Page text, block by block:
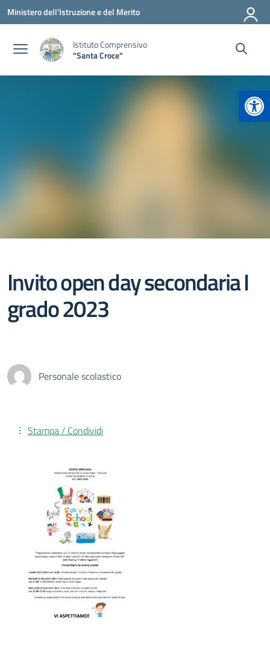
Vai ai contenuti
Vai al menu di navigazione
Vai al footer
Ministero dell'Istruzione e del Merito
Istituto Comprensivo
"Santa Croce"
Invito open day secondaria I
grado 2023
Personale scolastico
Stampa / Condividi